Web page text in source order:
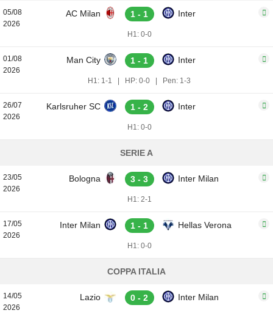
05/08
2026
AC Milan 1 - 1 Inter
H1: 0-0
01/08
2026
Man City 1 - 1 Inter
H1: 1-1 HP: 0-0 Pen: 1-3
26/07
2026
Karlsruher SC 1 - 2 Inter
H1: 0-0
SERIE A
23/05
2026
Bologna 3 - 3 Inter Milan
H1: 2-1
17/05
2026
Inter Milan 1 - 1 Hellas Verona
H1: 0-0
COPPA ITALIA
14/05
2026
Lazio 0 - 2 Inter Milan